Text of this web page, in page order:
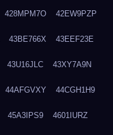
428MPM7O 42EW9PZP
43BE766X 43EEF23E
43U16JLC 43XY7A9N
44AFGVXY 44CGH1H9
45A3IPS9 4601IURZ